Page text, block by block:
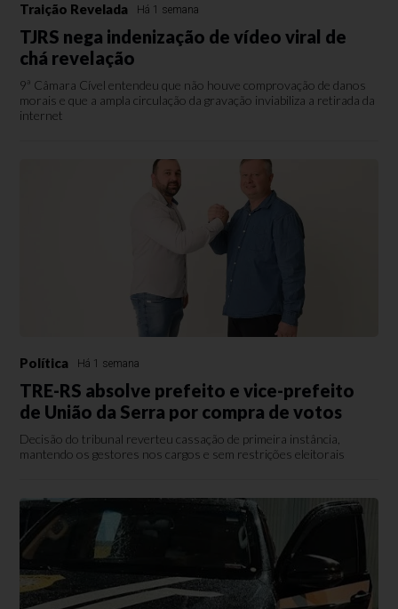
Traição Revelada Há 1 semana
TJRS nega indenização de vídeo viral de
chá revelação
9ª Câmara Cível entendeu que não houve comprovação de danos
morais e que a ampla circulação da gravação inviabiliza a retirada da
internet
Política Há 1 semana
TRE-RS absolve prefeito e vice-prefeito
de União da Serra por compra de votos
Decisão do tribunal reverteu cassação de primeira instância,
mantendo os gestores nos cargos e sem restrições eleitorais